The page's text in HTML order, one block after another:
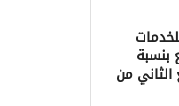
بنسبة
الثاني من